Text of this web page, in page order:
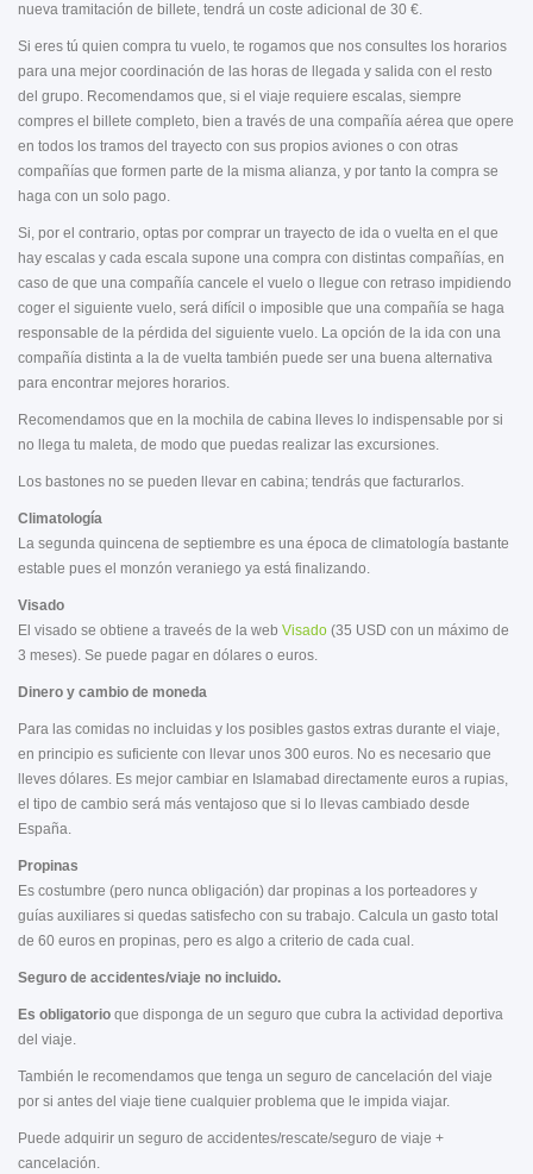
nueva tramitación de billete, tendrá un coste adicional de 30 €.
Si eres tú quien compra tu vuelo, te rogamos que nos consultes los horarios
para una mejor coordinación de las horas de llegada y salida con el resto
del grupo. Recomendamos que, si el viaje requiere escalas, siempre
compres el billete completo, bien a través de una compañía aérea que opere
en todos los tramos del trayecto con sus propios aviones o con otras
compañías que formen parte de la misma alianza, y por tanto la compra se
haga con un solo pago.
Si, por el contrario, optas por comprar un trayecto de ida o vuelta en el que
hay escalas y cada escala supone una compra con distintas compañías, en
caso de que una compañía cancele el vuelo o llegue con retraso impidiendo
coger el siguiente vuelo, será difícil o imposible que una compañía se haga
responsable de la pérdida del siguiente vuelo. La opción de la ida con una
compañía distinta a la de vuelta también puede ser una buena alternativa
para encontrar mejores horarios.
Recomendamos que en la mochila de cabina lleves lo indispensable por si
no llega tu maleta, de modo que puedas realizar las excursiones.
Los bastones no se pueden llevar en cabina; tendrás que facturarlos.
Climatología
La segunda quincena de septiembre es una época de climatología bastante
estable pues el monzón veraniego ya está finalizando.
Visado
El visado se obtiene a traveés de la web Visado (35 USD con un máximo de
3 meses). Se puede pagar en dólares o euros.
Dinero y cambio de moneda
Para las comidas no incluidas y los posibles gastos extras durante el viaje,
en principio es suficiente con llevar unos 300 euros. No es necesario que
lleves dólares. Es mejor cambiar en Islamabad directamente euros a rupias,
el tipo de cambio será más ventajoso que si lo llevas cambiado desde
España.
Propinas
Es costumbre (pero nunca obligación) dar propinas a los porteadores y
guías auxiliares si quedas satisfecho con su trabajo. Calcula un gasto total
de 60 euros en propinas, pero es algo a criterio de cada cual.
Seguro de accidentes/viaje no incluido.
Es obligatorio que disponga de un seguro que cubra la actividad deportiva
del viaje.
También le recomendamos que tenga un seguro de cancelación del viaje
por si antes del viaje tiene cualquier problema que le impida viajar.
Puede adquirir un seguro de accidentes/rescate/seguro de viaje +
cancelación.